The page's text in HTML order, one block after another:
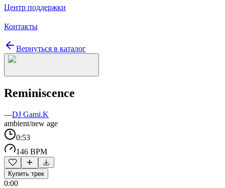
Центр поддержки
Контакты
Вернуться в каталог
Reminiscence
—DJ Gami.K
ambient/new age
0:53
146 BPM
Купить трек
0:00